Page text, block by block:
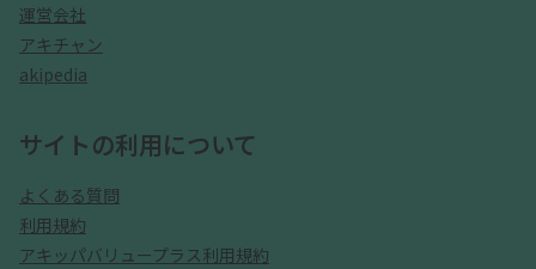
運営会社
アキチャン
akipedia
サイトの利用について
よくある質問
利用規約
アキッパバリュープラス利用規約